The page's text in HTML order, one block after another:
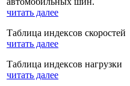
читать далее
Таблица индексов скоростей
читать далее
Таблица индексов нагрузки
читать далее